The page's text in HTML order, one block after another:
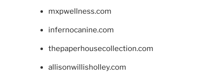
mxpwellness.com
infernocanine.com
thepaperhousecollection.com
allisonwillisholley.com